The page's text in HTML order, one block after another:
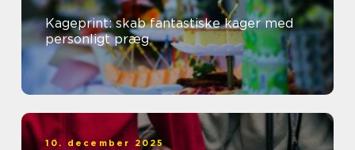
Kageprint: skab fantastiske kager med
personligt præg
10. december 2025